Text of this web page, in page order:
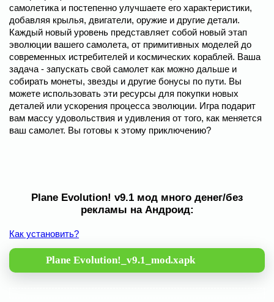
самолетика и постепенно улучшаете его характеристики,
добавляя крылья, двигатели, оружие и другие детали.
Каждый новый уровень представляет собой новый этап
эволюции вашего самолета, от примитивных моделей до
современных истребителей и космических кораблей. Ваша
задача - запускать свой самолет как можно дальше и
собирать монеты, звезды и другие бонусы по пути. Вы
можете использовать эти ресурсы для покупки новых
деталей или ускорения процесса эволюции. Игра подарит
вам массу удовольствия и удивления от того, как меняется
ваш самолет. Вы готовы к этому приключению?
Plane Evolution! v9.1 мод много денег/без
рекламы на Андроид:
Как установить?
Plane Evolution!_v9.1_mod.xapk